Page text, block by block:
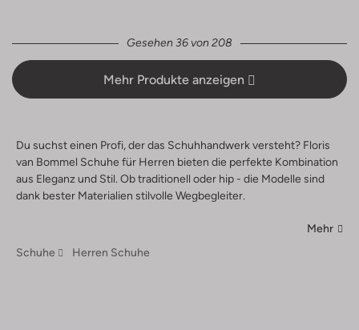
Gesehen 36 von 208
Mehr Produkte anzeigen
Du suchst einen Profi, der das Schuhhandwerk versteht? Floris
van Bommel Schuhe für Herren bieten die perfekte Kombination
aus Eleganz und Stil. Ob traditionell oder hip - die Modelle sind
dank bester Materialien stilvolle Wegbegleiter.
Mehr
Schuhe
Herren Schuhe